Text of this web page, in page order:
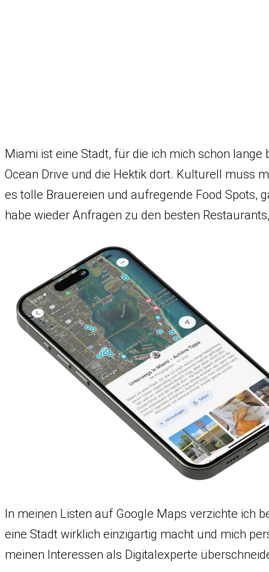
Miami ist eine Stadt, für die ich mich schon
Ocean Drive und die Hektik dort. Kulturell muss
es tolle Brauereien und aufregende Food Spots,
habe wieder Anfragen zu den besten
In meinen Listen auf Google Maps verzichte ich
eine Stadt wirklich einzigartig macht und mich
meinen Interessen als Digitalexperte